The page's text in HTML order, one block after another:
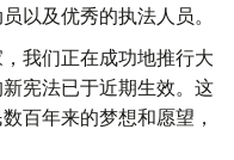
以及优秀的执法人员。
我们正在成功地推行大
宪法已于近期生效。这
百年来的梦想和愿望，